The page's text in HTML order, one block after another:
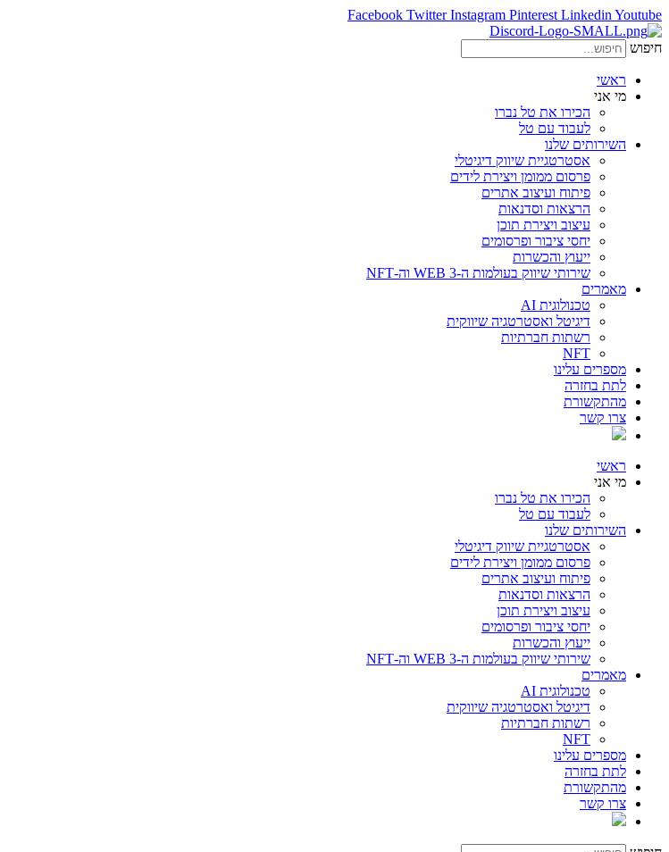
Facebook Twitter Instagram Pinterest Linkedin Youtube
חיפוש
ראשי
מי אני
הכירו את טל נברו
לעבוד עם טל
השירותים שלנו
אסטרטגיית שיווק דיגיטלי
פרסום ממומן ויצירת לידים
פיתוח ועיצוב אתרים
הרצאות וסדנאות
עיצוב ויצירת תוכן
יחסי ציבור ופרסומים
ייעוץ והכשרות
שירותי שיווק בעולמות ה-WEB 3 וה-NFT
מאמרים
טכנולוגית AI
דיגיטל ואסטרטגיה שיווקית
רשתות חברתיות
NFT
מספרים עלינו
לתת בחזרה
מהתקשורת
צרו קשר
ראשי
מי אני
הכירו את טל נברו
לעבוד עם טל
השירותים שלנו
אסטרטגיית שיווק דיגיטלי
פרסום ממומן ויצירת לידים
פיתוח ועיצוב אתרים
הרצאות וסדנאות
עיצוב ויצירת תוכן
יחסי ציבור ופרסומים
ייעוץ והכשרות
שירותי שיווק בעולמות ה-WEB 3 וה-NFT
מאמרים
טכנולוגית AI
דיגיטל ואסטרטגיה שיווקית
רשתות חברתיות
NFT
מספרים עלינו
לתת בחזרה
מהתקשורת
צרו קשר